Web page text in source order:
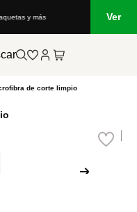
y más Ver
de corte limpio